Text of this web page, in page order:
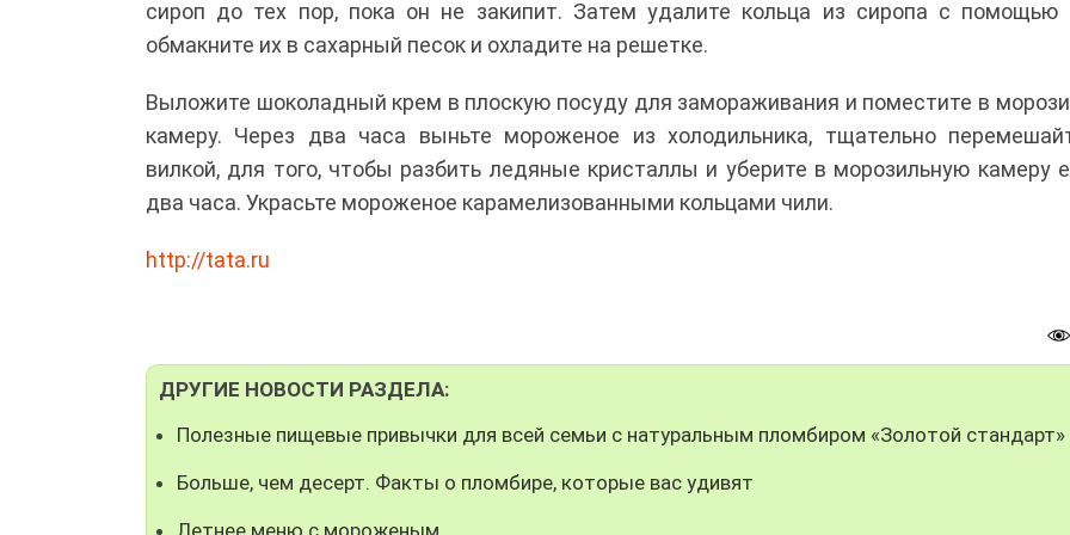
сироп до тех пор, пока он не закипит. Затем удалите кольца из сиропа с помощью
обмакните их в сахарный песок и охладите на решетке.
Выложите шоколадный крем в плоскую посуду для замораживания и поместите в
камеру. Через два часа выньте мороженое из холодильника, тщательно
вилкой, для того, чтобы разбить ледяные кристаллы и уберите в морозильную камеру
два часа. Украсьте мороженое карамелизованными кольцами чили.
http://tata.ru
ДРУГИЕ НОВОСТИ РАЗДЕЛА:
Полезные пищевые привычки для всей семьи с натуральным пломбиром «Золотой стандарт»
Больше, чем десерт. Факты о пломбире, которые вас удивят
Летнее меню с мороженым